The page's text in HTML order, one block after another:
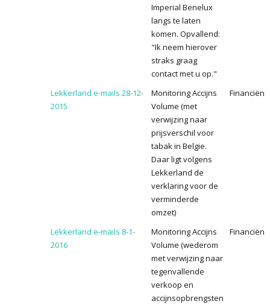
Imperial Benelux
langs te laten
komen. Opvallend:
"Ik neem hierover
straks graag
contact met u op."
Lekkerland e-mails 28-12-
2015
Monitoring Accijns
Volume (met
verwijzing naar
prijsverschil voor
tabak in Belgie.
Daar ligt volgens
Lekkerland de
verklaring voor de
verminderde
omzet)
Financiën
Lekkerland e-mails 8-1-
2016
Monitoring Accijns
Volume (wederom
met verwijzing naar
tegenvallende
verkoop en
accijnsopbrengsten
Financiën